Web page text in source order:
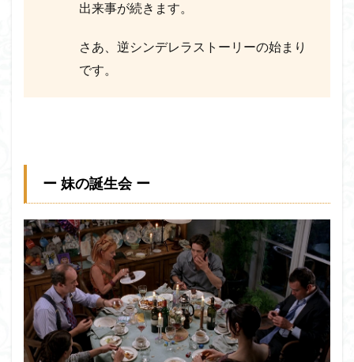
出来事が続きます。
さあ、逆シンデレラストーリーの始まり
です。
ー 妹の誕生会 ー